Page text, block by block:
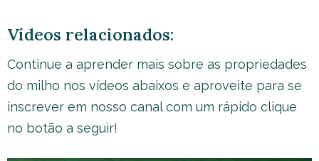
Vídeos relacionados:
Continue a aprender mais sobre as propriedades
do milho nos vídeos abaixos e aproveite para se
inscrever em nosso canal com um rápido clique
no botão a seguir!